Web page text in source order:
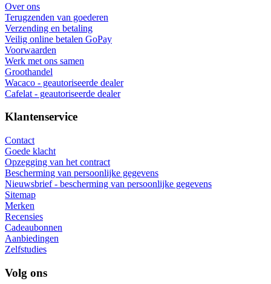
Over ons
Terugzenden van goederen
Verzending en betaling
Veilig online betalen GoPay
Voorwaarden
Werk met ons samen
Groothandel
Wacaco - geautoriseerde dealer
Cafelat - geautoriseerde dealer
Klantenservice
Contact
Goede klacht
Opzegging van het contract
Bescherming van persoonlijke gegevens
Nieuwsbrief - bescherming van persoonlijke gegevens
Sitemap
Merken
Recensies
Cadeaubonnen
Aanbiedingen
Zelfstudies
Volg ons